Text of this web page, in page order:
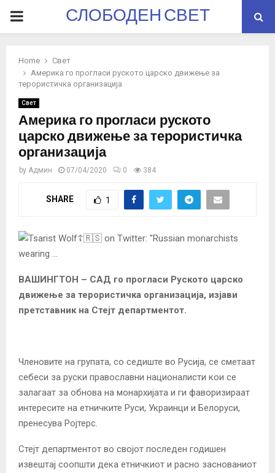
PRIMARYСЛОБОДЕН СВЕТ
Home
Свет
Америка го прогласи руското царско движење за
терористичка организација
Свет
Америка го прогласи руското
царско движење за терористичка
организација
by Админ 07/04/2020 0 384
SHARE 1
ВАШИНГТОН – САД го прогласи Руското царско
движење за терористичка организација, изјави
претставник на Стејт департментот.
Членовите на групата, со седиште во Русија, се сметаат
себеси за руски православни националисти кои се
залагаат за обнова на монархијата и ги фаворизираат
интересите на етничките Руси, Украинци и Белоруси,
пренесува Ројтерс.
Стејт департментот во својот последен годишен
извештај соопшти дека етничкиот и расно заснованиот